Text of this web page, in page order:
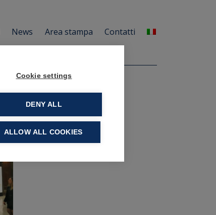
Cookie settings
DENY ALL
ALLOW ALL COOKIES
News Area stampa Contatti